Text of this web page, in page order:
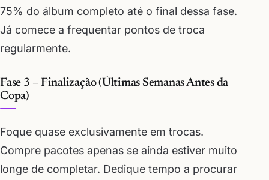
75% do álbum completo até o final dessa fase.
Já comece a frequentar pontos de troca
regularmente.
Fase 3 – Finalização (Últimas Semanas Antes da
Copa)
Foque quase exclusivamente em trocas.
Compre pacotes apenas se ainda estiver muito
longe de completar. Dedique tempo a procurar